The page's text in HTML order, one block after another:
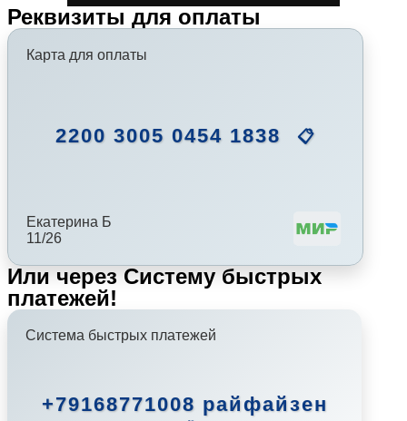
Реквизиты для оплаты
Карта для оплаты
2200 3005 0454 1838 📋
Екатерина Б
11/26
Или через Систему быстрых
платежей!
Система быстрых платежей
+79168771008 райфайзен